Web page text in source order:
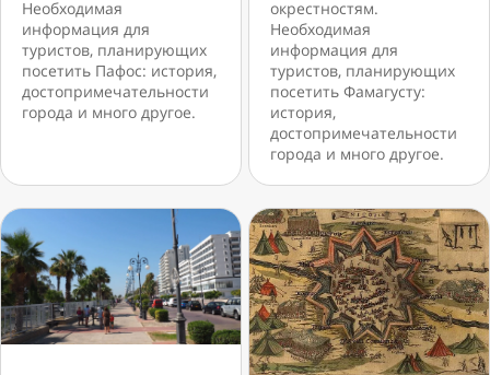
Необходимая
информация для
туристов, планирующих
посетить Пафос: история,
достопримечательности
города и много другое.
окрестностям.
Необходимая
информация для
туристов, планирующих
посетить Фамагусту:
история,
достопримечательности
города и много другое.